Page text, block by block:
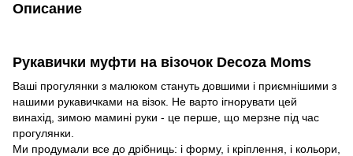
Описание
Рукавички муфти на візочок Decoza Moms
Ваші прогулянки з малюком стануть довшими і приємнішими з
нашими рукавичками на візок. Не варто ігнорувати цей
винахід, зимою мамині руки - це перше, що мерзне під час
прогулянки.
Ми продумали все до дрібниць: і форму, і кріплення, і кольори,